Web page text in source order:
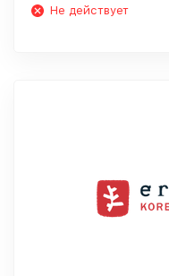
Не действует